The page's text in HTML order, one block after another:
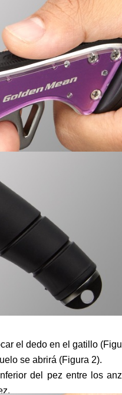
el dedo en el gatillo
se abrirá (Figura 2).
del pez entre los